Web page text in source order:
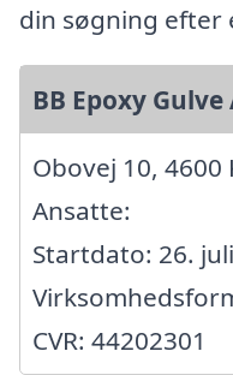
din søgning efter
BB Epoxy Gulve
Obovej 10, 4600
Ansatte:
Startdato: 26.
CVR: 44202301